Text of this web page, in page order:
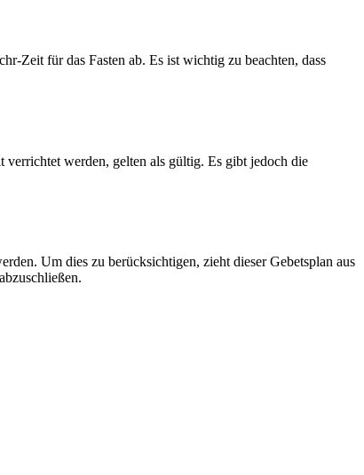
Zeit für das Fasten ab. Es ist wichtig zu beachten, dass
verrichtet werden, gelten als gültig. Es gibt jedoch die
Um dies zu berücksichtigen, zieht dieser Gebetsplan aus